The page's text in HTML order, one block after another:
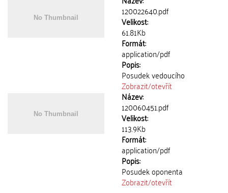
120022640.pdf
Velikost:
61.81Kb
Formát:
application/pdf
Popis:
Posudek vedoucího
Zobrazit/otevřít
Název:
120060451.pdf
Velikost:
113.9Kb
Formát:
application/pdf
Popis:
Posudek oponenta
Zobrazit/otevřít